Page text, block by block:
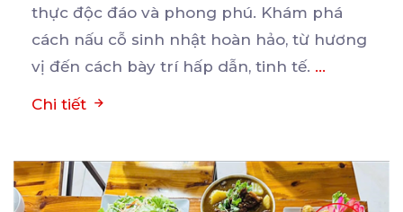
thực độc đáo và phong phú. Khám phá
cách nấu cỗ sinh nhật hoàn hảo, từ hương
vị đến cách bày trí hấp dẫn, tinh tế. ...
Chi tiết